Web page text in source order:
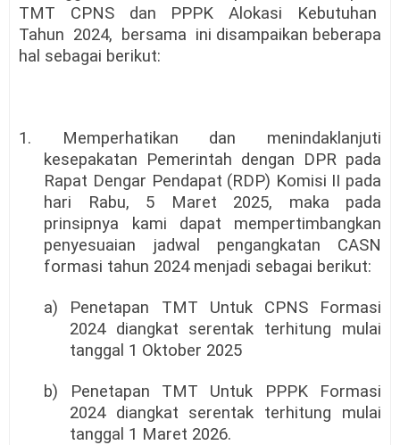
TMT
CPNS dan PPPK Alokasi
Kebutuhan
Tahun 2024, bersama ini disampaikan beberapa
hal sebagai berikut:
1. Memperhatikan dan menindaklanjuti
kesepakatan Pemerintah dengan DPR pada
Rapat Dengar Pendapat (RDP) Komisi II pada
hari Rabu, 5 Maret 2025, maka pada
prinsipnya kami dapat mempertimbangkan
penyesuaian jadwal pengangkatan CASN
formasi tahun 2024 menjadi sebagai berikut:
a) Penetapan TMT Untuk CPNS Formasi
2024 diangkat serentak terhitung mulai
tanggal 1 Oktober 2025
b) Penetapan TMT Untuk PPPK Formasi
2024 diangkat serentak terhitung mulai
tanggal 1 Maret 2026.